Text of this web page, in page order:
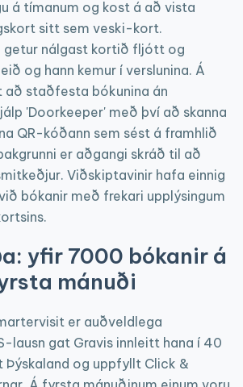
á tímanum og kost á að vista
sitt sem veski-kort.
getur nálgast kortið fljótt og
og hann kemur í verslunina. Á
staðfesta bókunina án
'Doorkeeper' með því að skanna
QR-kóðann sem sést á framhlið
er aðgangi skráð til að
Viðskiptavinir hafa einnig
bókanir með frekari upplýsingum
yfir 7000 bókanir á
mánuði
er auðveldlega
lausn gat Gravis innleitt hana í 40
Þýskaland og uppfyllt Click &